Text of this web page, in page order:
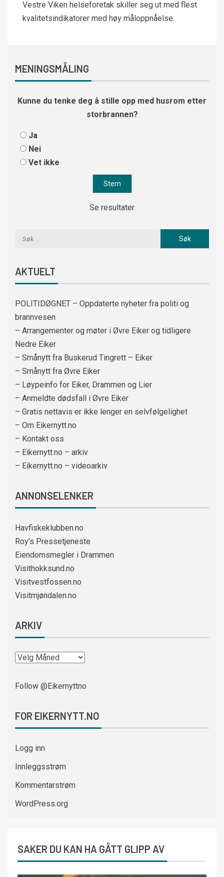
Vestre Viken helseforetak skiller seg ut med flest
kvalitetsindikatorer med høy måloppnåelse.
MENINGSMÅLING
Kunne du tenke deg å stille opp med husrom etter
storbrannen?
Ja
Nei
Vet ikke
Se resultater
AKTUELT
POLITIDØGNET – Oppdaterte nyheter fra politi og
brannvesen
– Arrangementer og møter i Øvre Eiker og tidligere
Nedre Eiker
– Smånytt fra Buskerud Tingrett – Eiker
– Smånytt fra Øvre Eiker
– Løypeinfo for Eiker, Drammen og Lier
– Anmeldte dødsfall i Øvre Eiker
– Gratis nettavis er ikke lenger en selvfølgelighet
– Om Eikernytt.no
– Kontakt oss
– Eikernytt.no – arkiv
– Eikernytt.no – videoarkiv
ANNONSELENKER
Havfiskeklubben.no
Roy’s Pressetjeneste
Eiendomsmegler i Drammen
Visithokksund.no
Visitvestfossen.no
Visitmjøndalen.no
ARKIV
Follow @Eikernyttno
FOR EIKERNYTT.NO
Logg inn
Innleggsstrøm
Kommentarstrøm
WordPress.org
SAKER DU KAN HA GÅTT GLIPP AV